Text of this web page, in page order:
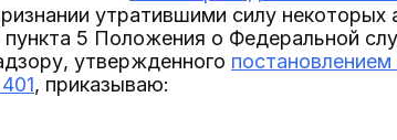
утратившими силу некоторых
5 Положения о Федеральной
утвержденного
, приказываю: